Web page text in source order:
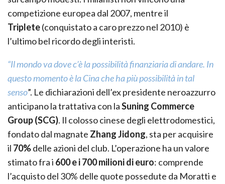
competizione europea dal 2007, mentre il
Triplete(conquistato a caro prezzo nel 2010) è
l’ultimo bel ricordo degli interisti.
“Il mondo va dove c’è la possibilità finanziaria di andare. In
questo momento è la Cina che ha più possibilità in tal
senso”. Le dichiarazioni dell’ex presidente neroazzurro
anticipano la trattativa con laSuning Commerce
Group (SCG). Il colosso cinese degli elettrodomestici,
fondato dal magnate Zhang Jidong, sta per acquisire
il 70%delle azioni del club. L’operazione ha un valore
stimato fra i 600 e i 700 milioni di euro: comprende
l’acquisto del 30% delle quote possedute da Moratti e